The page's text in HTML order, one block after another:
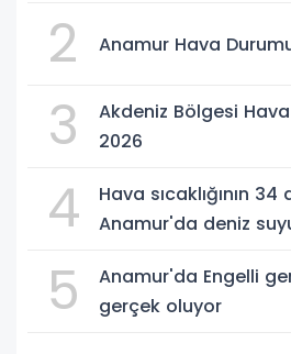
2 Anamur Hava
3
Akdeniz Bölgesi
2026
4
Hava sıcaklığının
Anamur'da deniz
5
Anamur'da Engelli
gerçek oluyor